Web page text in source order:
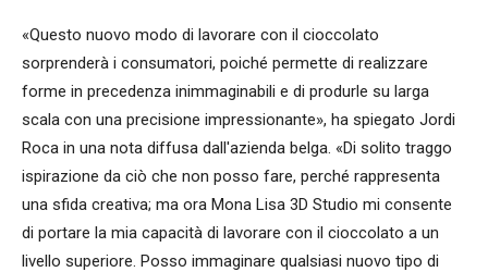
«Questo nuovo modo di lavorare con il cioccolato
sorprenderà i consumatori, poiché permette di realizzare
forme in precedenza inimmaginabili e di produrle su larga
scala con una precisione impressionante», ha spiegato Jordi
Roca in una nota diffusa dall'azienda belga. «Di solito traggo
ispirazione da ciò che non posso fare, perché rappresenta
una sfida creativa; ma ora Mona Lisa 3D Studio mi consente
di portare la mia capacità di lavorare con il cioccolato a un
livello superiore. Posso immaginare qualsiasi nuovo tipo di